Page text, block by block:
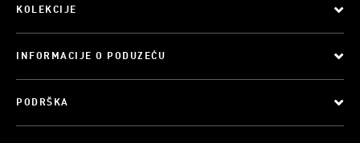
KOLEKCIJE
INFORMACIJE O PODUZEĆU
PODRŠKA